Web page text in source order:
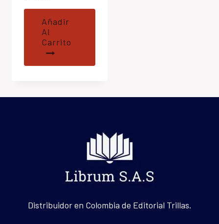
Añadir
Al
Carrito
Distribuidor en Colombia de Editorial Trillas.